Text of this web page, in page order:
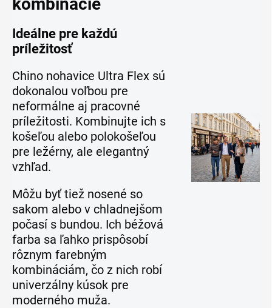
Ideálne pre každú
príležitosť
Chino nohavice Ultra Flex sú
dokonalou voľbou pre
neformálne aj pracovné
príležitosti. Kombinujte ich s
košeľou alebo polokošeľou
pre ležérny, ale elegantný
vzhľad.
Môžu byť tiež nosené so
sakom alebo v chladnejšom
počasí s bundou. Ich béžová
farba sa ľahko prispôsobí
rôznym farebným
kombináciám, čo z nich robí
univerzálny kúsok pre
moderného muža.